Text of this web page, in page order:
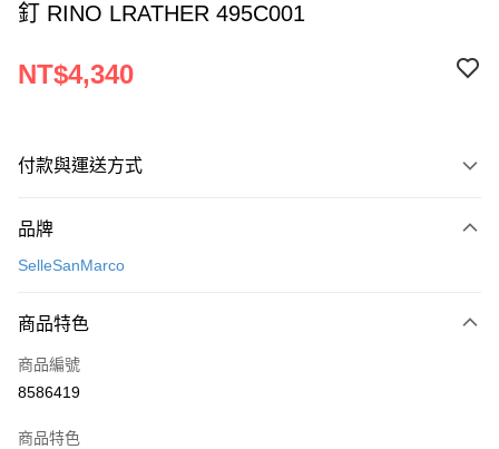
釘 RINO LRATHER 495C001
NT$4,340
付款與運送方式
信用卡一次付款
Apple Pay
AFTEE先享後付
相關說明
AFTEE先享後付是「在收到商品之後才付款」的支付方式。 讓您購物簡單
ATM付款
品牌
SelleSanMarco
商品特色
商品編號
8586419
商品特色